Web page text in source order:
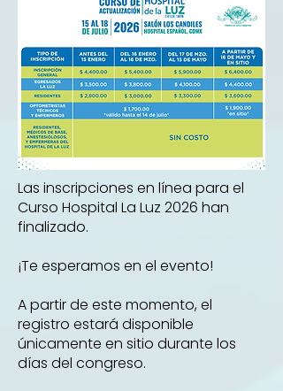
Las inscripciones en línea para el
Curso Hospital La Luz 2026 han
finalizado.
¡Te esperamos en el evento!
A partir de este momento, el
registro estará disponible
únicamente en sitio durante los
días del congreso.